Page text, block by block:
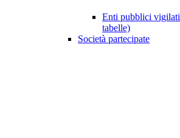
Enti pubblici
tabelle)
Società partecipate